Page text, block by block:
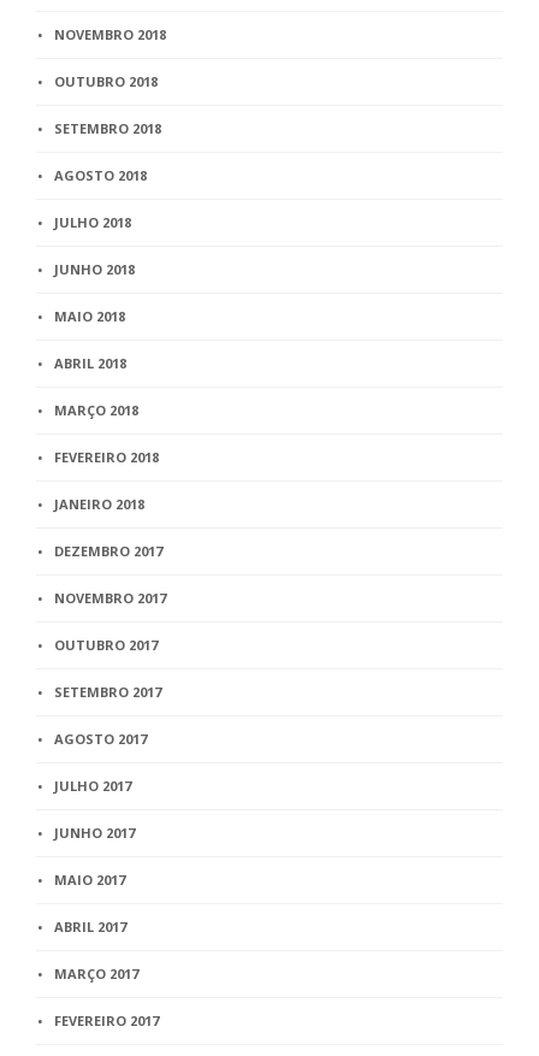
NOVEMBRO 2018
OUTUBRO 2018
SETEMBRO 2018
AGOSTO 2018
JULHO 2018
JUNHO 2018
MAIO 2018
ABRIL 2018
MARÇO 2018
FEVEREIRO 2018
JANEIRO 2018
DEZEMBRO 2017
NOVEMBRO 2017
OUTUBRO 2017
SETEMBRO 2017
AGOSTO 2017
JULHO 2017
JUNHO 2017
MAIO 2017
ABRIL 2017
MARÇO 2017
FEVEREIRO 2017